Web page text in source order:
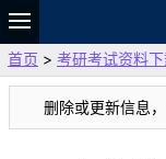
题库
故事
VIP
资料
首页 > 考研考试资料
删除或更新信息